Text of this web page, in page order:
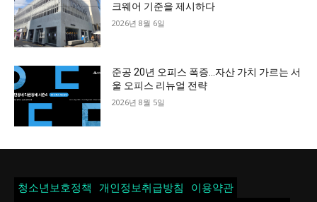
크웨어 기준을 제시하다
2026년 8월 6일
준공 20년 오피스 폭증…자산 가치 가르는 서
울 오피스 리뉴얼 전략
2026년 8월 5일
청소년보호정책 개인정보취급방침
이용약관